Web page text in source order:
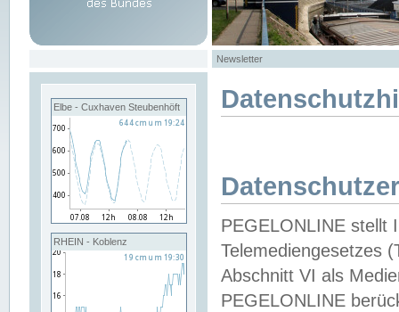
Newsletter
Elbe - Cuxhaven Steubenhöft
RHEIN - Koblenz
PEGELONLINE stellt
Telemediengesetzes
Abschnitt VI als
PEGELONLINE